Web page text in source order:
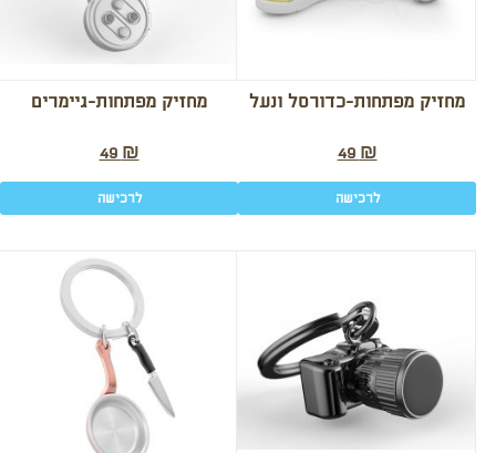
מחזיק מפתחות-גיימרים
49 ₪
לרכישה
מחזיק מפתחות-כדורסל ונעל
49 ₪
לרכישה